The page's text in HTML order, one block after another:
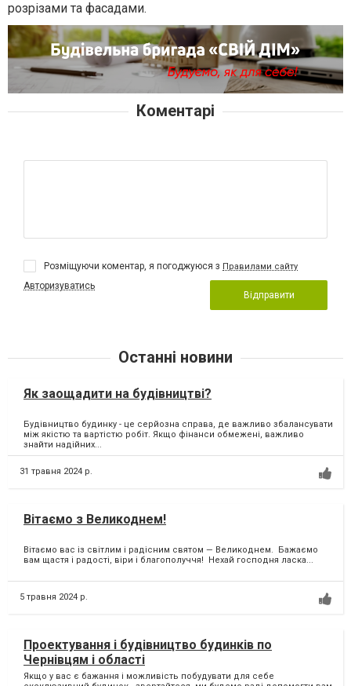
розрізами та фасадами.
Коментарі
Розміщуючи коментар, я погоджуюся з Правилами сайту
Авторизуватись
Відправити
Останні новини
Як заощадити на будівництві?
Будівництво будинку - це серйозна справа, де важливо збалансувати
між якістю та вартістю робіт. Якщо фінанси обмежені, важливо
знайти надійних...
31 травня 2024 р.
Вітаємо з Великоднем!
Вітаємо вас із світлим і радісним святом — Великоднем. Бажаємо
вам щастя і радості, віри і благополуччя! Нехай господня ласка...
5 травня 2024 р.
Проектування і будівництво будинків по
Чернівцям і області
Якщо у вас є бажання і можливість побудувати для себе